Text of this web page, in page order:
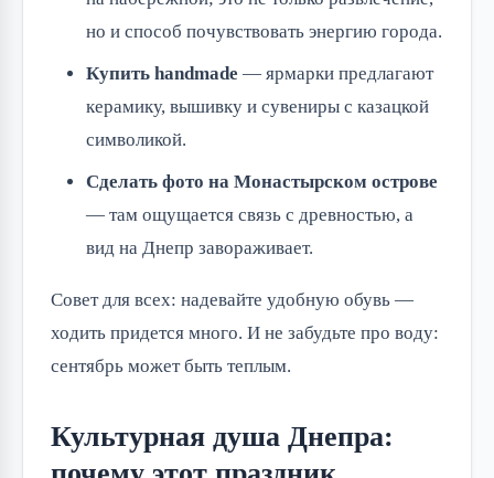
но и способ почувствовать энергию города.
Купить handmade — ярмарки предлагают
керамику, вышивку и сувениры с казацкой
символикой.
Сделать фото на Монастырском острове
— там ощущается связь с древностью, а
вид на Днепр завораживает.
Совет для всех: надевайте удобную обувь —
ходить придется много. И не забудьте про воду:
сентябрь может быть теплым.
Культурная душа Днепра: